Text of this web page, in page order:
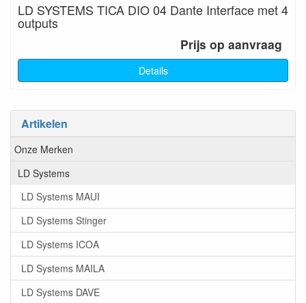
Artikelen
Onze Merken
LD Systems
LD Systems MAUI
LD Systems Stinger
LD Systems ICOA
LD Systems MAILA
LD Systems DAVE
LD SYSTEMS TICA DIO 04 Dante Interface met 4
outputs
Prijs op aanvraag
Details